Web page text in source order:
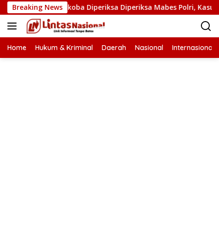
Langsung
ke
konten
Breaking News
Narkoba Diperiksa Diperiksa Mabes Polri, Kasus Apa?
Home Hukum & Kriminal Daerah Nasional Internasional